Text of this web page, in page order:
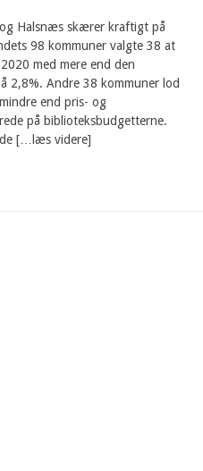
Halsnæs skærer kraftigt på
98 kommuner valgte 38 at
med mere end den
2,8%. Andre 38 kommuner lod
end pris- og
på biblioteksbudgetterne.
[…læs videre]